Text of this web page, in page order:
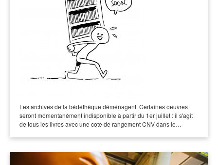
Les archives de la bédéthèque déménagent. Certaines oeuvres
seront momentanément indisponible à partir du 1er juillet : il s'agit
de tous les livres avec une cote de rangement CNV dans le…